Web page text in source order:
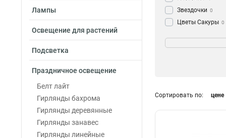
Лампы
Освещение для растений
Подсветка
Праздничное освещение
Белт лайт
Гирлянды бахрома
Гирлянды деревянные
Гирлянды занавес
Гирлянды линейные
Звездочки 0
Цветы Сакуры 0
Цветные Шарики
Снежинки 0
ПВХ 23
Назначение
Сортировать по: цене